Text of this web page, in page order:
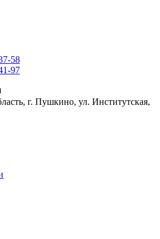
58
97
г. Пушкино, ул. Институтская,